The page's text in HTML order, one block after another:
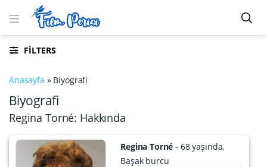
FILTERS
Anasayfa » Biyografi
Biyografi
Regina Torné: Hakkında
Regina Torné 68 yaşında
Başak burcu